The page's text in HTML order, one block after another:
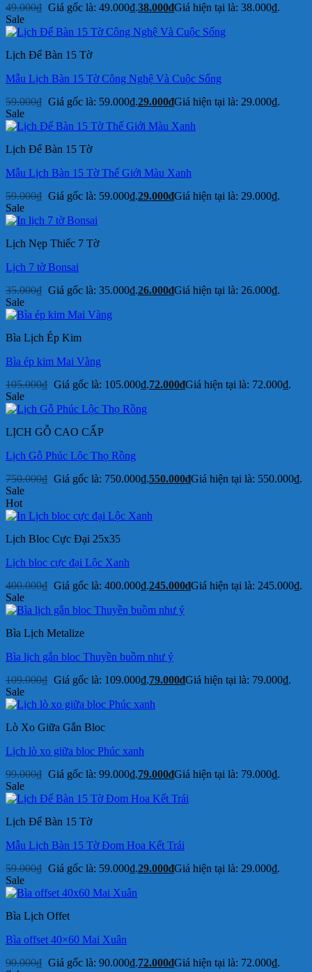
49.000₫ Giá gốc là: 49.000₫.38.000₫Giá hiện tại là: 38.000₫.
Sale
Lịch Để Bàn 15 Tờ
Mẫu Lịch Bàn 15 Tờ Công Nghệ Và Cuộc Sống
59.000₫ Giá gốc là: 59.000₫.29.000₫Giá hiện tại là: 29.000₫.
Sale
Lịch Để Bàn 15 Tờ
Mẫu Lịch Bàn 15 Tờ Thế Giới Màu Xanh
59.000₫ Giá gốc là: 59.000₫.29.000₫Giá hiện tại là: 29.000₫.
Sale
Lịch Nẹp Thiếc 7 Tờ
Lịch 7 tờ Bonsai
35.000₫ Giá gốc là: 35.000₫.26.000₫Giá hiện tại là: 26.000₫.
Sale
Bìa Lịch Ép Kim
Bìa ép kim Mai Vàng
105.000₫ Giá gốc là: 105.000₫.72.000₫Giá hiện tại là: 72.000₫.
Sale
LỊCH GỖ CAO CẤP
Lịch Gỗ Phúc Lộc Thọ Rồng
750.000₫ Giá gốc là: 750.000₫.550.000₫Giá hiện tại là: 550.000₫.
Sale
Hot
Lịch Bloc Cực Đại 25x35
Lịch bloc cực đại Lộc Xanh
400.000₫ Giá gốc là: 400.000₫.245.000₫Giá hiện tại là: 245.000₫.
Sale
Bìa Lịch Metalize
Bìa lịch gắn bloc Thuyền buồm như ý
109.000₫ Giá gốc là: 109.000₫.79.000₫Giá hiện tại là: 79.000₫.
Sale
Lò Xo Giữa Gắn Bloc
Lịch lò xo giữa bloc Phúc xanh
99.000₫ Giá gốc là: 99.000₫.79.000₫Giá hiện tại là: 79.000₫.
Sale
Lịch Để Bàn 15 Tờ
Mẫu Lịch Bàn 15 Tờ Đom Hoa Kết Trái
59.000₫ Giá gốc là: 59.000₫.29.000₫Giá hiện tại là: 29.000₫.
Sale
Bìa Lịch Offet
Bìa offset 40×60 Mai Xuân
90.000₫ Giá gốc là: 90.000₫.72.000₫Giá hiện tại là: 72.000₫.